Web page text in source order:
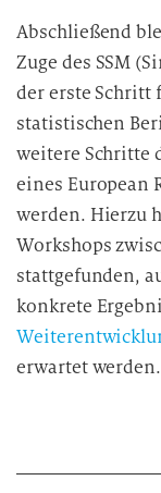
Abschließend
Zuge des SSM
der erste Schritt
statistischen
weitere Schritte
eines European
werden. Hierzu
Workshops
stattgefunden,
konkrete
erwartet werden.